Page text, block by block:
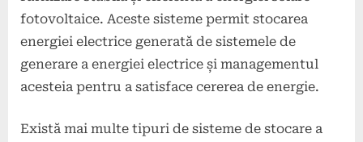
fotovoltaice. Aceste sisteme permit stocarea
energiei electrice generată de sistemele de
generare a energiei electrice și managementul
acesteia pentru a satisface cererea de energie.
Există mai multe tipuri de sisteme de stocare a